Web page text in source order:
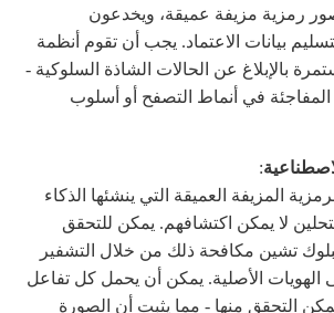
رمزية مزيفة عميقة، ويخدعون
بيانات الاعتماد. يجب أن تقوم أنظمة
بالإبلاغ عن الحالات الشاذة السلوكية -
المفاجئة في أنماط التصفح أو أسلوب
:
المزيفة العميقة التي ينشئها الذكاء
لا يمكن اكتشافهم. يمكن للتحقق
تشين مكافحة ذلك من خلال التشفير
الهويات الأصلية. يمكن أن يحمل كل تفاعل
التحقق منها - مما يثبت أن الصورة